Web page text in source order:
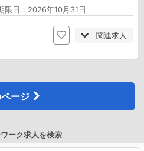
日：2026年10月31日
関連求人
ージ
ーク求人を検索